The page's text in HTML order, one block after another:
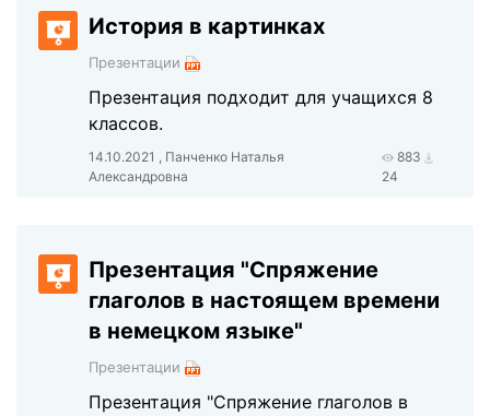
История в картинках
Презентации
Презентация подходит для учащихся 8
классов.
14.10.2021 , Панченко Наталья
Александровна
883
24
Презентация "Спряжение
глаголов в настоящем времени
в немецком языке"
Презентации
Презентация "Спряжение глаголов в